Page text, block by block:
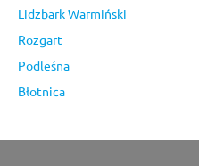
Lidzbark Warmiński
Rozgart
Podleśna
Błotnica